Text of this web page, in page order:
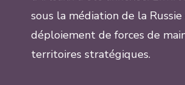
sous la médiation de la
déploiement de forces de
territoires stratégiques.